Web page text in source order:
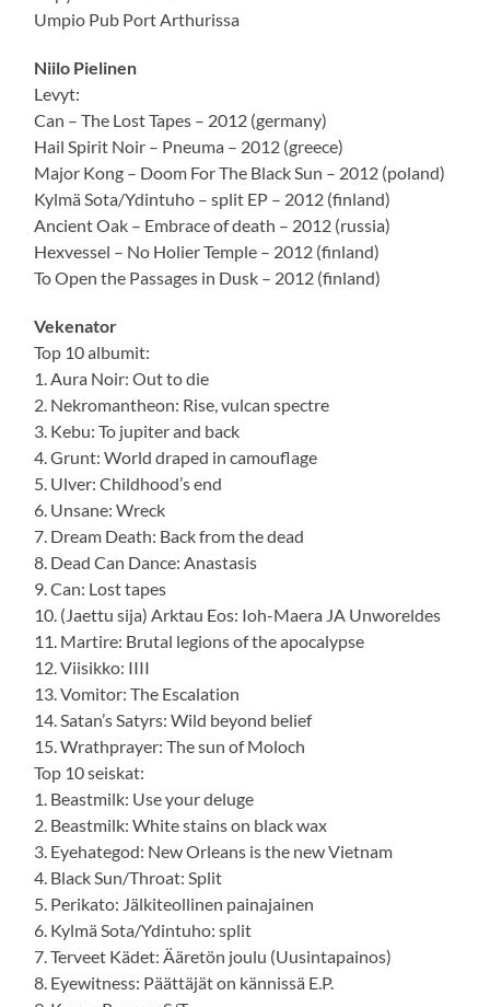
Umpio Pub Port Arthurissa
Niilo Pielinen
Levyt:
Can – The Lost Tapes – 2012 (germany)
Hail Spirit Noir – Pneuma – 2012 (greece)
Major Kong – Doom For The Black Sun – 2012 (poland)
Kylmä Sota/Ydintuho – split EP – 2012 (finland)
Ancient Oak – Embrace of death – 2012 (russia)
Hexvessel – No Holier Temple – 2012 (finland)
To Open the Passages in Dusk – 2012 (finland)
Vekenator
Top 10 albumit:
1. Aura Noir: Out to die
2. Nekromantheon: Rise, vulcan spectre
3. Kebu: To jupiter and back
4. Grunt: World draped in camouflage
5. Ulver: Childhood’s end
6. Unsane: Wreck
7. Dream Death: Back from the dead
8. Dead Can Dance: Anastasis
9. Can: Lost tapes
10. (Jaettu sija) Arktau Eos: Ioh-Maera JA Unworeldes
11. Martire: Brutal legions of the apocalypse
12. Viisikko: IIII
13. Vomitor: The Escalation
14. Satan’s Satyrs: Wild beyond belief
15. Wrathprayer: The sun of Moloch
Top 10 seiskat:
1. Beastmilk: Use your deluge
2. Beastmilk: White stains on black wax
3. Eyehategod: New Orleans is the new Vietnam
4. Black Sun/Throat: Split
5. Perikato: Jälkiteollinen painajainen
6. Kylmä Sota/Ydintuho: split
7. Terveet Kädet: Ääretön joulu (Uusintapainos)
8. Eyewitness: Päättäjät on kännissä E.P.